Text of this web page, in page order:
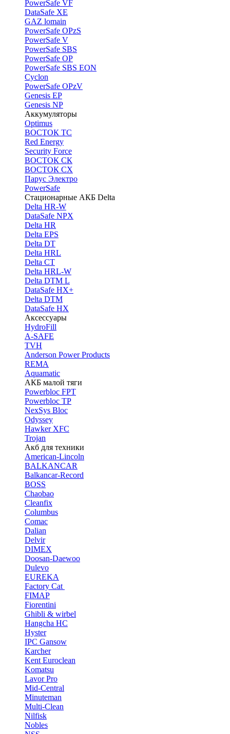
PowerSafe VF
DataSafe XE
GAZ lomain
PowerSafe OPzS
PowerSafe V
PоwerSafe SBS
PowerSafe OP
PоwerSafe SBS EON
Cyclon
PowerSafe OPzV
Genesis EP
Genesis NP
Аккумуляторы
Optimus
ВОСТОК ТС
Red Energy
Security Force
ВОСТОК СК
ВОСТОК СХ
Парус Электро
PowerSafe
Стационарные АКБ Delta
Delta HR-W
DataSafe NPX
Delta HR
Delta EPS
Delta DT
Delta HRL
Delta CT
Delta HRL-W
Delta DTM L
DataSafe HX+
Delta DTM
DataSafe HX
Аксессуары
HydroFill
A-SAFE
TVH
Anderson Power Products
REMA
Aquamatic
АКБ малой тяги
Powerbloc FPT
Powerbloc TP
NexSys Bloc
Odyssey
Hawker XFC
Trojan
Акб для техники
American-Lincoln
BALKANCAR
Balkancar-Record
BOSS
Chaobao
Cleanfix
Columbus
Comac
Dalian
Delvir
DIMEX
Doosan-Daewoo
Dulevo
EUREKA
Factory Cat
FIMAP
Fiorentini
Ghibli & wirbel
Hangcha HC
Hyster
IPC Gansow
Karcher
Kent Euroclean
Komatsu
Lavor Pro
Mid-Central
Minuteman
Multi-Clean
Nilfisk
Nobles